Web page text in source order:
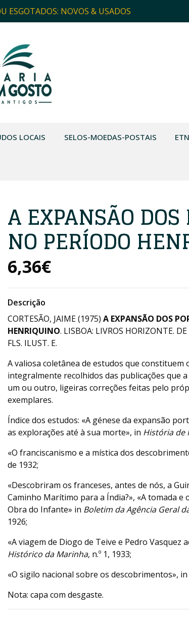
ESGOTADOS: NOVOS & USADOS
LOCAIS SELOS-MOEDAS-POSTAIS
A EXPANSÃO DOS
NO PERÍODO
6,36€
Descrição
CORTESÃO, JAIME (1975) A EXPANSÃO DOS
HENRIQUINO. LISBOA: LIVROS HORIZONTE.
FLS. ILUST. E.
A valiosa coletânea de estudos que
integralmente recolhidos das publicações que
um ou outro, ligeiras correções feitas pelo
exemplares.
Índice dos estudos: «A génese da expansão
as explorações até à sua morte», in História de
«O franciscanismo e a mística dos
de 1932;
«Descobriram os franceses, antes de nós, a
Caminho Marítimo para a Índia?», «A tomada e
Obra do Infante» in Boletim da Agência Geral
1926;
«A viagem de Diogo de Teive e Pedro Vasquez
Histórico da Marinha, n.º 1, 1933;
«O sigilo nacional sobre os descobrimentos», in
Nota: capa com desgaste.